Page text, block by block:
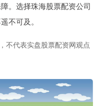
。选择珠海股票配资公司
不可及。
不代表实盘股票配资网观点